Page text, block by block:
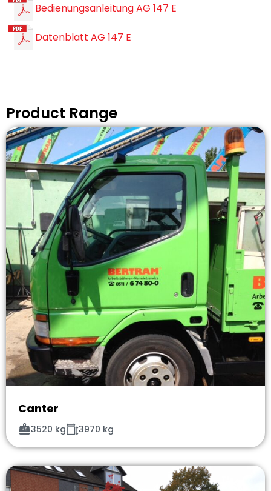
Bedienungsanleitung AG 147 E
Datenblatt AG 147 E
Product Range
Canter
3520 kg 3970 kg